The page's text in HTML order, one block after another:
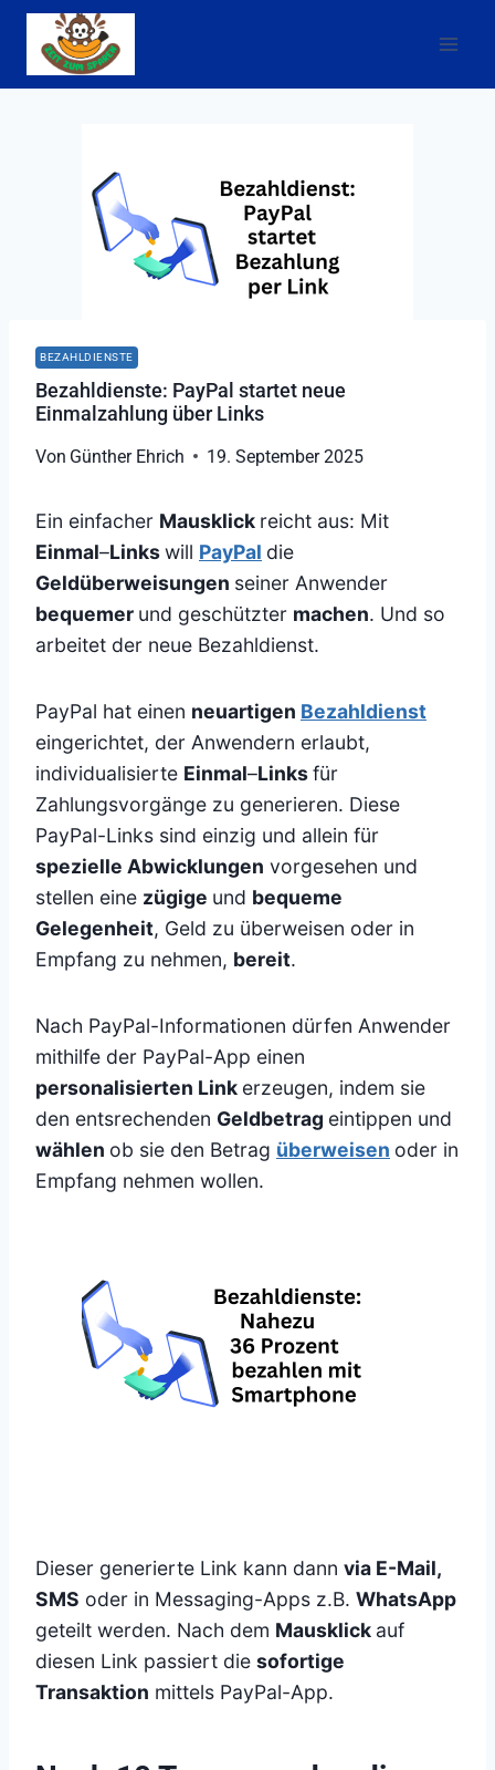
Zum
Inhalt
springen
BEZAHLDIENSTE
Bezahldienste: PayPal startet neue
Einmalzahlung über Links
Von Günther Ehrich 19. September 2025
Ein einfacher Mausklick reicht aus: Mit
Einmal–Linkswill PayPal die
Geldüberweisungen seiner Anwender
bequemer und geschützter machen. Und so
arbeitet der neue Bezahldienst.
PayPal hat einen neuartigen Bezahldienst
eingerichtet, der Anwendern erlaubt,
individualisierte Einmal–Linksfür
Zahlungsvorgänge zu generieren. Diese
PayPal-Links sind einzig und allein für
spezielle Abwicklungen vorgesehen und
stellen eine zügige und bequeme
Gelegenheit, Geld zu überweisen oder in
Empfang zu nehmen, bereit.
Nach PayPal-Informationen dürfen Anwender
mithilfe der PayPal-App einen
personalisierten Link erzeugen, indem sie
den entsrechenden Geldbetrag eintippen und
wählen ob sie den Betrag überweisen oder in
Empfang nehmen wollen.
Dieser generierte Link kann dann via E-Mail,
SMS oder in Messaging-Apps z.B. WhatsApp
geteilt werden. Nach dem Mausklick auf
diesen Link passiert die sofortige
Transaktion mittels PayPal-App.